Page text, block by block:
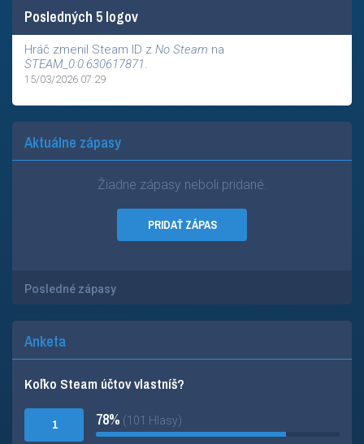
Posledných 5 logov
Hráč zmenil Steam ID z No Steam na
STEAM_0:0:630617871.
15/03/2026 07:29
Aktuálne zápasy
Žiadne zápasy neboli pridané.
PRIDAŤ ZÁPAS
Posledné zápasy
Anketa
Koľko Steam účtov vlastníš?
1 78% (101 Hlasy)